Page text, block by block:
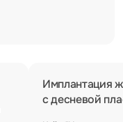
Имплантация
с десневой